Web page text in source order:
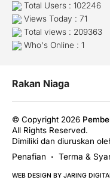
Total Users : 102246
Views Today : 71
Total views : 209363
Who's Online : 1
Rakan Niaga
© Copyright 2026
All Rights Reserved.
Dimiliki dan diuruskan
Penafian
• Terma &
WEB DESIGN BY JARING